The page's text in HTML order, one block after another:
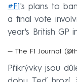
#F1's plans to
a final vote
year's British GP
— The F1 Journal
Přikrývky jsou